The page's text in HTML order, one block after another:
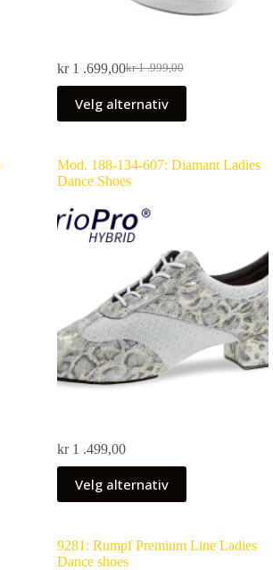
kr1 .999,00
kr1 .699,00
Velg alternativ
Mod. 188-134-607: Diamant Ladies
Dance Shoes
kr1 .499,00
Velg alternativ
9281: Rumpf Premium Line Ladies
Dance shoes